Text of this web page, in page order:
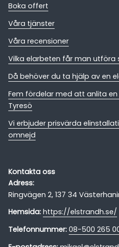
Boka offert
Våra tjänster
Våra recensioner
Vilka elarbeten får man utföra
Då behöver du ta hjälp av en
Fem fördelar med att anlita
Tyresö
Vi erbjuder prisvärda
omnejd
Kontakta oss
Adress:
Ringvägen 2, 137 34
Hemsida: https://elstrandh.se/
Telefonnummer: 08-500 265